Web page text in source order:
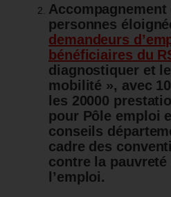
Accompagnement
personnes
demandeurs
bénéficiaires du
diagnostiquer et
mobilité », avec
les 20000
pour Pôle emploi
conseils
cadre des
contre la pauvreté
l’emploi.